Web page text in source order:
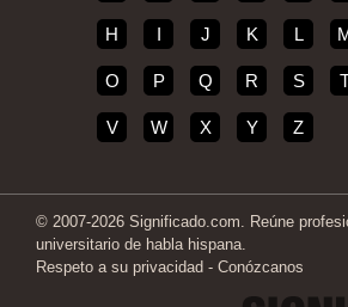
H I J K L
O P Q R S
V W X Y Z
© 2007-2026 Significado.com. Reúne
universitario de habla hispana.
Respeto a su privacidad - Conózcanos